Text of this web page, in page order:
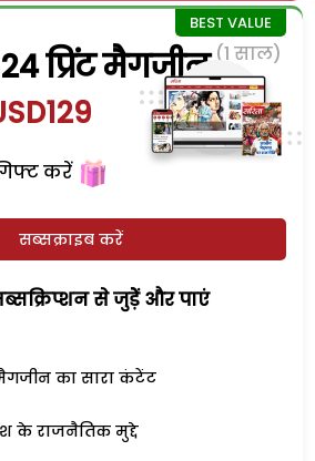
प्रिंट मैगजीन (1 साल)
करें
सब्सक्राइब करें
से जुड़ेें और पाएं
का सारा कंटेंट
के राजनैतिक मुद्दे